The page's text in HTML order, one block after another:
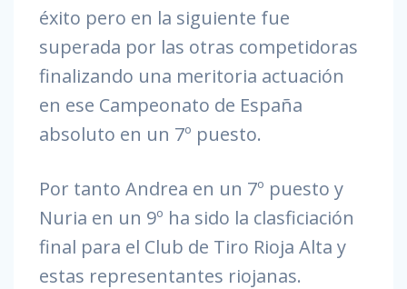
éxito pero en la siguiente fue
superada por las otras competidoras
finalizando una meritoria actuación
en ese Campeonato de España
absoluto en un 7º puesto.
Por tanto Andrea en un 7º puesto y
Nuria en un 9º ha sido la clasficiación
final para el Club de Tiro Rioja Alta y
estas representantes riojanas.